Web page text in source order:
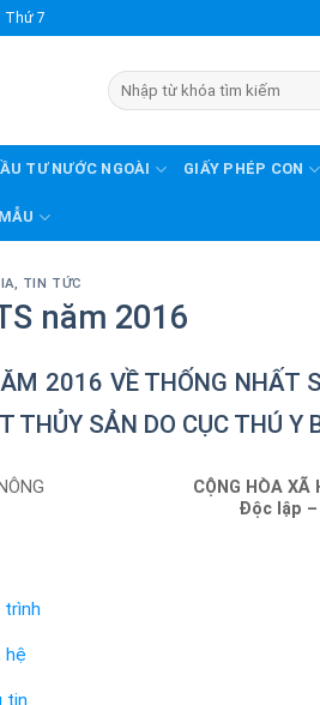
Thứ 7
TƯ NƯỚC NGOÀI GIẤY PHÉP CON
, TIN TỨC
năm 2016
2016 VỀ THỐNG NHẤT
THỦY SẢN DO CỤC THÚ Y
trình
hệ
tin
CỘNG HÒA XÃ
Độc lập